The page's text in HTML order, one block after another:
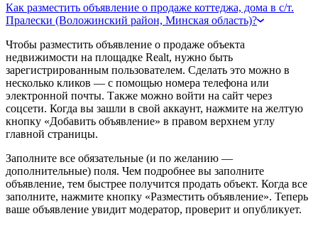
Как разместить объявление о продаже коттеджа, дома в с/т.
Пралески (Воложинский район, Минская область)?
Чтобы разместить объявление о продаже объекта
недвижимости на площадке Realt, нужно быть
зарегистрированным пользователем. Сделать это можно в
несколько кликов — с помощью номера телефона или
электронной почты. Также можно войти на сайт через
соцсети. Когда вы зашли в свой аккаунт, нажмите на желтую
кнопку «Добавить объявление» в правом верхнем углу
главной страницы.
Заполните все обязательные (и по желанию —
дополнительные) поля. Чем подробнее вы заполните
объявление, тем быстрее получится продать объект. Когда все
заполните, нажмите кнопку «Разместить объявление». Теперь
ваше объявление увидит модератор, проверит и опубликует.